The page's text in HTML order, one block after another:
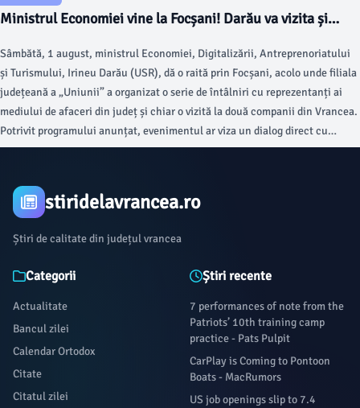
Ministrul Economiei vine la Focșani! Darău va vizita și
Valentin Rezmeriță
Sâmbătă, 1 august, ministrul Economiei, Digitalizării, Antreprenoriatului
și Turismului, Irineu Darău (USR), dă o raită prin Focșani, acolo unde filiala
județeană a „Uniunii” a organizat o serie de întâlniri cu reprezentanți ai
mediului de afaceri din județ și chiar o vizită la două companii din Vrancea.
Potrivit programului anunțat, evenimentul ar viza un dialog direct cu
antreprenorii vrânceni privind provocările cu care se confruntă,
contribui la crearea unui mediu economic mai competitiv și mai predictibil.
stiridelavrancea.ro
Știri de calitate din județul vrancea
Categorii
Actualitate
Bancul zilei
Calendar Ortodox
Citate
Citatul zilei
Știri recente
7 performances of note from the
Patriots’ 10th training camp
practice - Pats Pulpit
CarPlay is Coming to Pontoon
Boats - MacRumors
US job openings slip to 7.4